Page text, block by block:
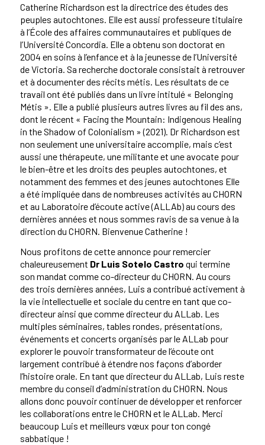
Catherine Richardson est la directrice des études des
peuples autochtones. Elle est aussi professeure titulaire
à l’École des affaires communautaires et publiques de
l’Université Concordia. Elle a obtenu son doctorat en
2004 en soins à l’enfance et à la jeunesse de l’Université
de Victoria. Sa recherche doctorale consistait à retrouver
et à documenter des récits métis. Les résultats de ce
travail ont été publiés dans un livre intitulé « Belonging
Métis ». Elle a publié plusieurs autres livres au fil des ans,
dont le récent « Facing the Mountain: Indigenous Healing
in the Shadow of Colonialism » (2021). Dr Richardson est
non seulement une universitaire accomplie, mais c’est
aussi une thérapeute, une militante et une avocate pour
le bien-être et les droits des peuples autochtones, et
notamment des femmes et des jeunes autochtones Elle
a été impliquée dans de nombreuses activités au CHORN
et au Laboratoire d’écoute active (ALLAb) au cours des
dernières années et nous sommes ravis de sa venue à la
direction du CHORN. Bienvenue Catherine !
Nous profitons de cette annonce pour remercier
chaleureusement Dr Luis Sotelo Castro qui termine
son mandat comme co-directeur du CHORN. Au cours
des trois dernières années, Luis a contribué activement à
la vie intellectuelle et sociale du centre en tant que co-
directeur ainsi que comme directeur du ALLab. Les
multiples séminaires, tables rondes, présentations,
événements et concerts organisés par le ALLab pour
explorer le pouvoir transformateur de l’écoute ont
largement contribué à étendre nos façons d’aborder
l’histoire orale. En tant que directeur du ALLab, Luis reste
membre du conseil d’administration du CHORN. Nous
allons donc pouvoir continuer de développer et renforcer
les collaborations entre le CHORN et le ALLab. Merci
beaucoup Luis et meilleurs vœux pour ton congé
sabbatique !